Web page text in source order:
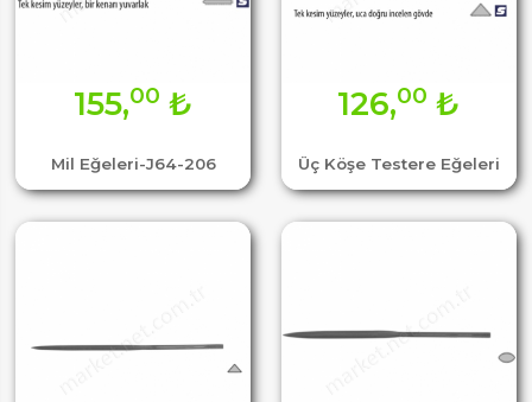
Mil Eğeleri-J64-206
155,00 ₺
Üç Köşe Testere Eğeleri
126,00 ₺